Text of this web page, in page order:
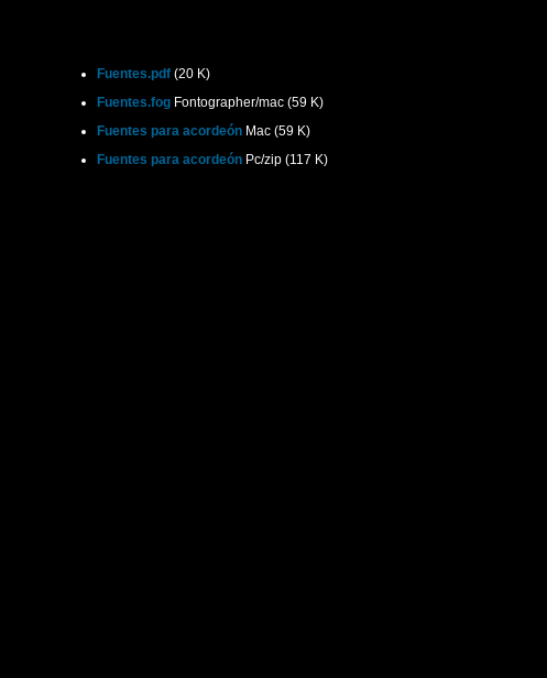
Fuentes.pdf (20 K)
Fuentes.fog Fontographer/mac (59 K)
Fuentes para acordeón Mac (59 K)
Fuentes para acordeón Pc/zip (117 K)